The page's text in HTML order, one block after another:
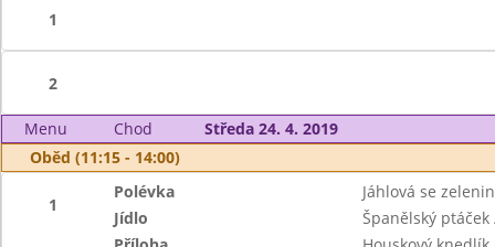
1
2
Menu Chod
Středa 24. 4. 2019
Oběd (11:15 - 14:00)
1
Polévka
Jáhlová se
Jídlo
Španělský